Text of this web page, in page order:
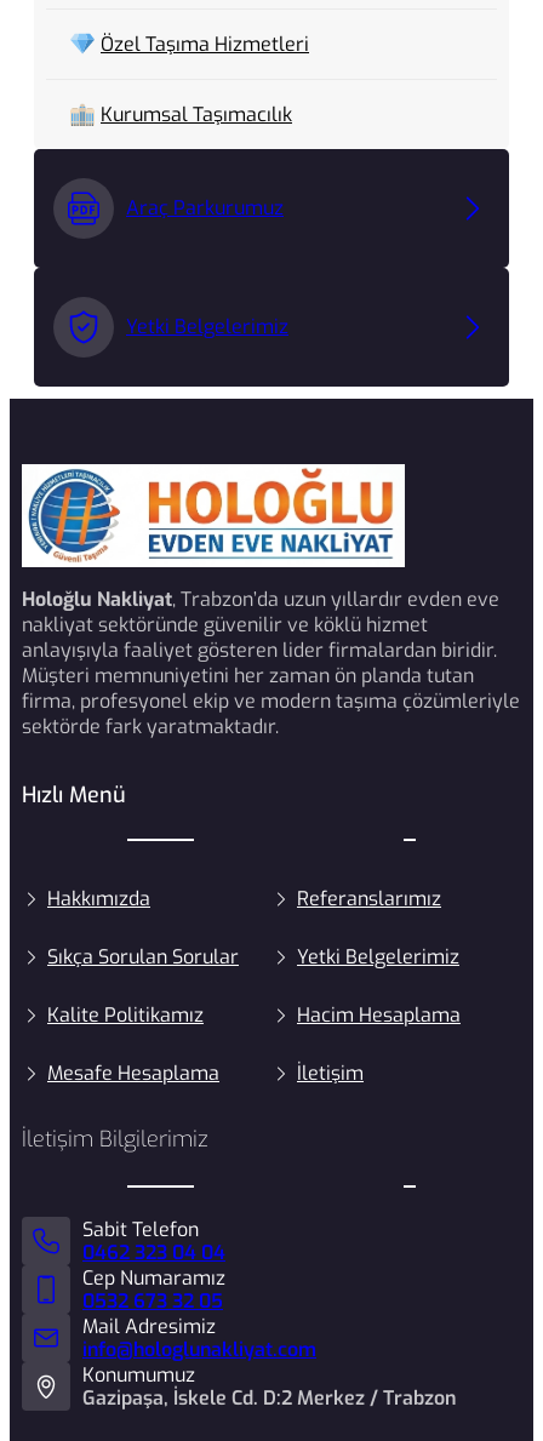
Özel Taşıma Hizmetleri
Kurumsal Taşımacılık
Araç Parkurumuz
Yetki Belgelerimiz
Holoğlu Nakliyat, Trabzon’da uzun yıllardır evden eve
nakliyat sektöründe güvenilir ve köklü hizmet
anlayışıyla faaliyet gösteren lider firmalardan biridir.
Müşteri memnuniyetini her zaman ön planda tutan
firma, profesyonel ekip ve modern taşıma çözümleriyle
sektörde fark yaratmaktadır.
Hızlı Menü
Hakkımızda Referanslarımız
Sıkça Sorulan Sorular Yetki Belgelerimiz
Kalite Politikamız Hacim Hesaplama
Mesafe Hesaplama İletişim
İletişim Bilgilerimiz
Sabit Telefon
0462 323 04 04
Cep Numaramız
0532 673 32 05
Mail Adresimiz
info@hologlunakliyat.com
Konumumuz
Gazipaşa, İskele Cd. D:2 Merkez / Trabzon